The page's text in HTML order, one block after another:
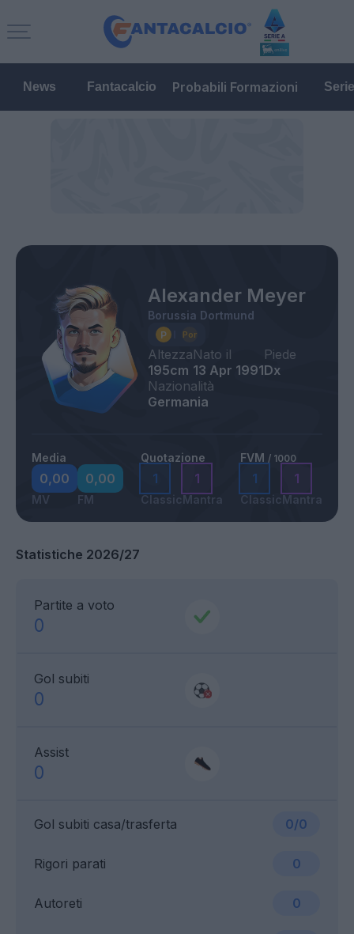
News Fantacalcio Probabili Formazioni
Alexander Meyer
Borussia Dortmund
Altezza
195cm
Nato il
13 Apr 1991
Piede
Dx
Nazionalità
Germania
Media
0,00
MV
0,00
FM
Quotazione
1
Classic
1
Mantra
FVM / 1000
1
Classic
1
Mantra
Statistiche 2026/27
Partite a voto
0
Gol subiti
0
Assist
0
Gol subiti casa/trasferta 0/0
Rigori parati 0
Autoreti 0